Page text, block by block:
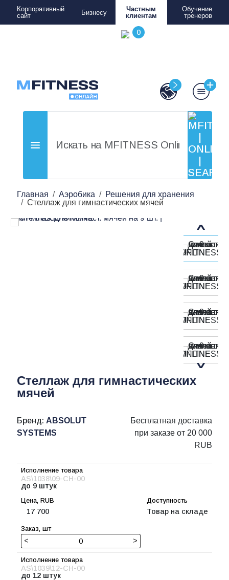
Корпоративный
сайт
Бизнесу
Частным
клиентам
Обучение
тренеров
Главная Аэробика
Решения для хранения
Стеллаж для гимнастических мячей
Стеллаж для гимнастических
мячей
Бренд: ABSOLUT
SYSTEMS
Бесплатная доставка
при заказе от 20 000
RUB
AS\1038\09-CH-00
до 9 штук
17 700 Товар на складе
< >
AS\1039\12-CH-00
до 12 штук